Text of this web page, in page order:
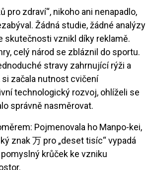
zdraví“, nikoho ani nenapadlo,
Žádná studie, žádné analýzy
skutečnosti vznikl díky reklamě.
celý národ se zbláznil do sportu.
stravy zahrnující rýži a
začala nutnost cvičení
technologický rozvoj, ohlíželi se
správně nasměrovat.
Pojmenovala ho Manpo-kei,
znak 万 pro „deset tisíc“ vypadá
krůček ke vzniku